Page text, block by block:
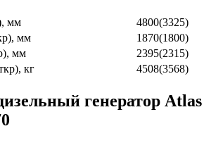
мм
4800(3325)
мм
1870(1800)
мм
2395(2315)
кг
4508(3568)
генератор Atlas